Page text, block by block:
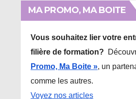
MA PROMO, MA BOITE
Vous souhaitez lier votre
filière de formation?
Promo, Ma Boite », un
comme les autres.
Voyez nos articles